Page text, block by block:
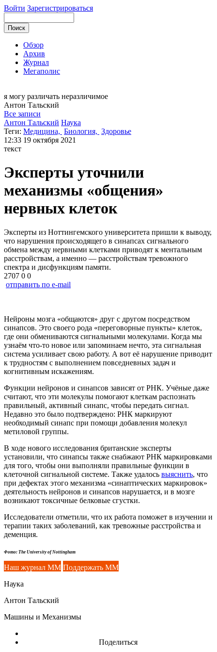
Войти Зарегистрироваться
Обзор
Архив
Журнал
Мегаполис
я могу различать неразличимое
Антон Тальский
Все записи
Антон Тальский Наука
Теги: Медицина, Биология, Здоровье
12:33 19 октября 2021
текст
Эксперты уточнили
механизмы «общения»
нервных клеток
Эксперты из Ноттингемского университета пришли к выводу,
что нарушения происходящего в синапсах сигнального
обмена между нервными клетками приводят к ментальным
расстройствам, а именно — расстройствам тревожного
спектра и дисфункциям памяти.
2707 0 0
отправить по e-mail
Нейроны мозга «общаются» друг с другом посредством
синапсов. Это своего рода «переговорные пункты» клеток,
где они обмениваются сигнальными молекулами. Когда мы
узнаём что-то новое или запоминаем нечто, эта сигнальная
система усиливает свою работу. А вот её нарушение приводит
к трудностям с выполнением повседневных задач и
когнитивным искажениям.
Функции нейронов и синапсов зависят от РНК. Учёные даже
считают, что эти молекулы помогают клеткам распознать
правильный, активный синапс, чтобы передать сигнал.
Недавно это было подтверждено: РНК маркируют
необходимый синапс при помощи добавления молекул
метиловой группы.
В ходе нового исследования британские эксперты
установили, что синапсы также снабжают РНК маркировками
для того, чтобы они выполняли правильные функции в
клеточной сигнальной системе. Также удалось выяснить, что
при дефектах этого механизма «синаптических маркировок»
деятельность нейронов и синапсов нарушается, и в мозге
возникают токсичные белковые сгустки.
Исследователи отметили, что их работа поможет в изучении и
терапии таких заболеваний, как тревожные расстройства и
деменция.
Фото: The University of Nottingham
Наш журнал ММ Поддержать ММ
Наука
Антон Тальский
Машины и Механизмы
Поделиться